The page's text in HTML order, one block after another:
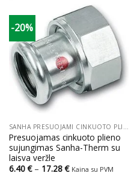
-20%
SANHA PRESUOJAMI CINKUOTO PLIENO VAMZDŽIAI IR JUNGTYS
Presuojamas cinkuoto plieno
sujungimas Sanha-Therm su
laisva veržle
6.40€ – 17.28€Price
Kaina su PVM